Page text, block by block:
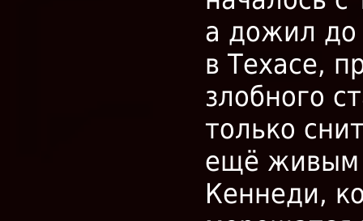
а дожил до
в Техасе,
злобного
только
ещё живым
Кеннеди,